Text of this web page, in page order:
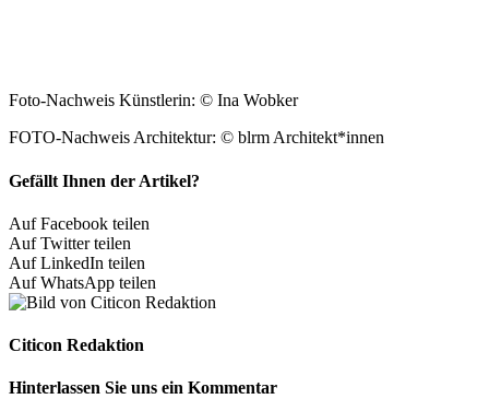
Foto-Nachweis Künstlerin: © Ina Wobker
FOTO-Nachweis Architektur: © blrm Architekt*innen
Gefällt Ihnen der Artikel?
Auf Facebook teilen
Auf Twitter teilen
Auf LinkedIn teilen
Auf WhatsApp teilen
Citicon Redaktion
Hinterlassen Sie uns ein Kommentar